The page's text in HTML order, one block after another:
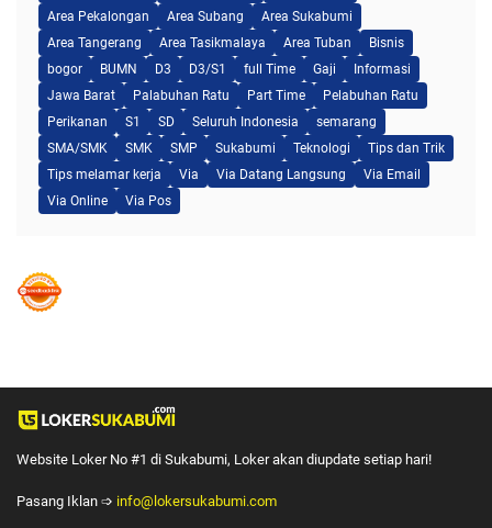
Area Pekalongan
Area Subang
Area Sukabumi
Area Tangerang
Area Tasikmalaya Area Tuban
Bisnis
bogor
BUMN D3 D3/S1 full Time Gaji
Informasi
Jawa Barat
Palabuhan Ratu Part Time
Pelabuhan Ratu
Perikanan
S1 SD Seluruh Indonesia
semarang
SMA/SMK
SMK SMP Sukabumi Teknologi
Tips dan Trik
Tips melamar kerja
Via Via Datang Langsung
Via Email
Via Online
Via Pos
Website Loker No #1 di Sukabumi, Loker akan diupdate setiap hari!
Pasang Iklan ➩ info@lokersukabumi.com